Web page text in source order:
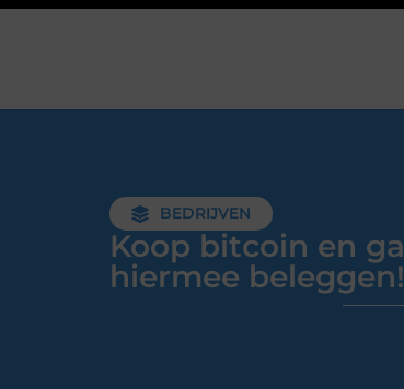
BEDRIJVEN
Koop bitcoin en ga
hiermee beleggen!